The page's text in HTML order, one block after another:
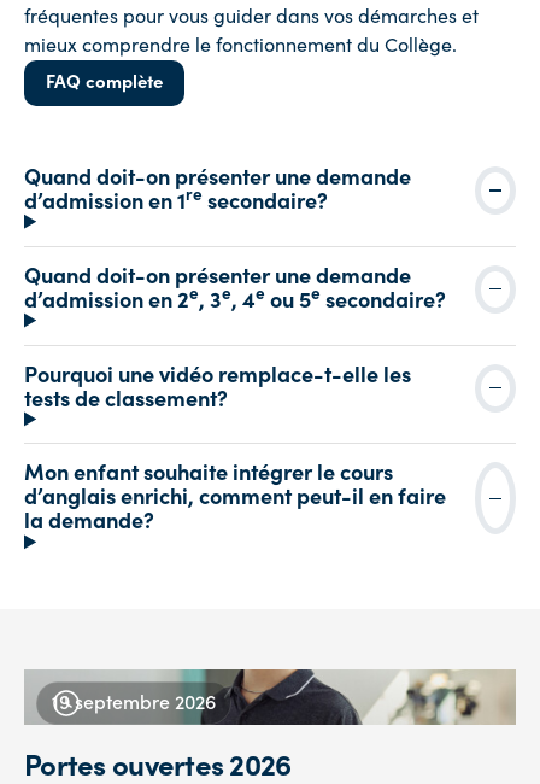
fréquentes pour vous guider dans vos démarches et
mieux comprendre le fonctionnement du Collège.
FAQ complète
Quand doit-on présenter une demande
d’admission en 1re secondaire?
Quand doit-on présenter une demande
d’admission en 2e, 3e, 4e ou 5e secondaire?
Pourquoi une vidéo remplace-t-elle les
tests de classement?
Mon enfant souhaite intégrer le cours
d’anglais enrichi, comment peut-il en faire
la demande?
19 septembre 2026
Portes ouvertes 2026